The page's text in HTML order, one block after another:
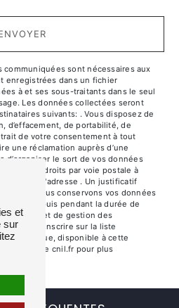
sont nécessaires aux
enregistrées dans un fichier
à et ses sous-traitants dans le seul
Les données collectées seront
suivants: . Vous disposez de
d’effacement, de portabilité, de
de votre consentement à tout
une réclamation auprès d’une
d’organiser le sort de vos données
ces droits par voie postale à
à l'adresse . Un justificatif
Nous conservons vos données
contact puis pendant la durée de
et de gestion des
de vous inscrire sur la liste
disponible à cette
le site cnil.fr pour plus
et
sur